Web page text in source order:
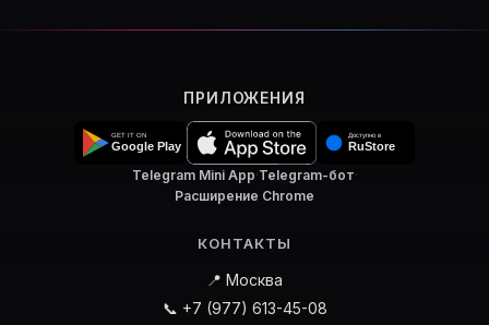
ПРИЛОЖЕНИЯ
Telegram Mini App·Telegram-бот·
Расширение Chrome
КОНТАКТЫ
📍 Москва
📞 +7 (977) 613-45-08